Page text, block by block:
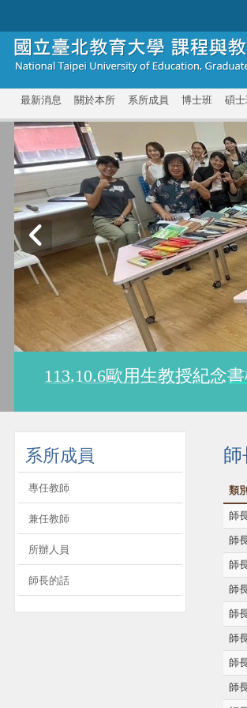
最新消息 關於本所 系所成員 博士班 碩
113.10.6歐用生教授紀念
系所成員
專任教師
兼任教師
所辦人員
師長的話
師
類別
師
師
師
師
師
師
師
師